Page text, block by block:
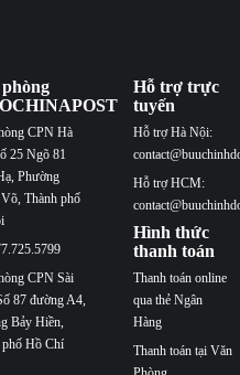
CPN Hà
25 Ngõ 81
Phường
Thành phố
CPN Sài
87 đường A4,
Bảy Hiền,
phố Hồ Chí
Hỗ trợ trực
tuyến
Hỗ trợ Hà Nội:
Hỗ trợ HCM:
Hình thức
thanh toán
Thanh toán online
qua thẻ Ngân
Hàng
Thanh toán tại Văn